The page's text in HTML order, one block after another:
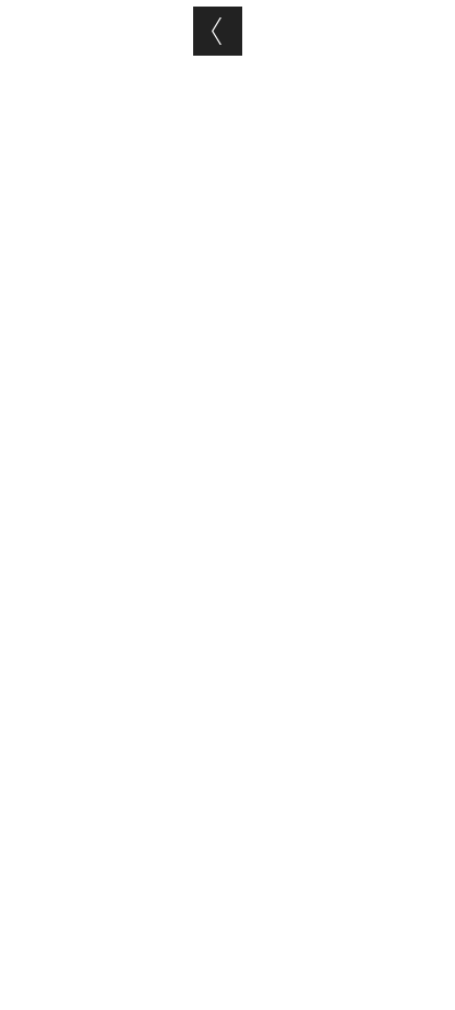
Post navigation